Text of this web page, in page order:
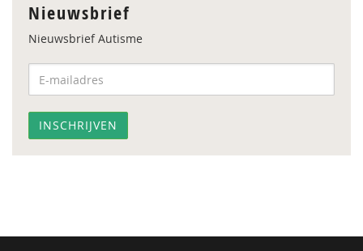
Nieuwsbrief
Nieuwsbrief Autisme